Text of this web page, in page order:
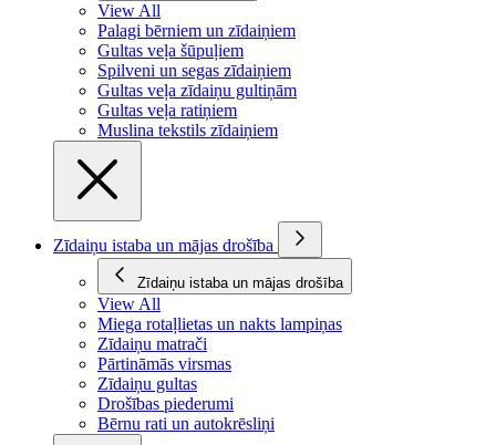
View All
Palagi bērniem un zīdaiņiem
Gultas veļa šūpuļiem
Spilveni un segas zīdaiņiem
Gultas veļa zīdaiņu gultiņām
Gultas veļa ratiņiem
Muslina tekstils zīdaiņiem
Zīdaiņu istaba un mājas drošība
Zīdaiņu istaba un mājas drošība
View All
Miega rotaļlietas un nakts lampiņas
Zīdaiņu matrači
Pārtināmās virsmas
Zīdaiņu gultas
Drošības piederumi
Bērnu rati un autokrēsliņi